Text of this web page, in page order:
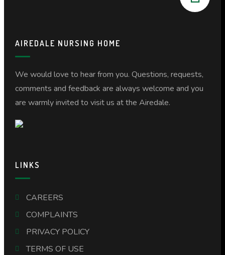
AIREDALE NURSING HOME
We would love to hear from you. Questions, requests,
comments and feedback are always welcome and you
are warmly invited to visit us at the Airedale.
LINKS
CAREERS
COMPLAINTS
PRIVACY POLICY
TERMS OF USE